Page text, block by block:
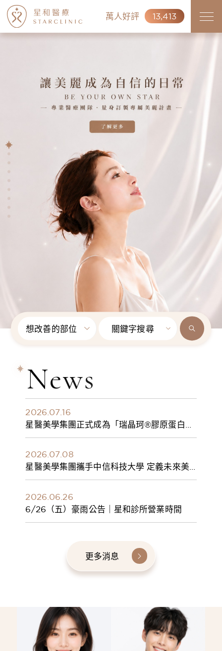
萬人好評 13,413
想改善的部位 關鍵字搜尋
News
2026.07.16
星醫美學集團正式成為「瑞晶珂®膠原蛋白植
入劑」台灣獨家總代理
2026.07.08
星醫美學集團攜手中信科技大學 定義未來美
學人才新標準 建構健康美學產學共育模式 串
2026.06.26
6/26（五）豪雨公告｜星和診所營業時間
更多消息